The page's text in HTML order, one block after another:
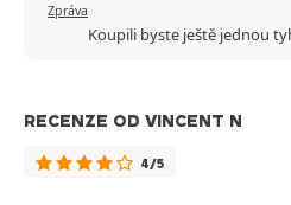
Zpráva
Koupili byste ještě jednou
RECENZE OD VINCENT N
4/5